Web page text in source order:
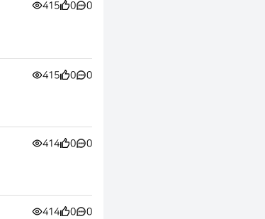
415 0 0
415 0 0
414 0 0
414 0 0